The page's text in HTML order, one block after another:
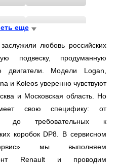
FLUENCE
LATITUDE
еще
любовь российских
подвеску, продуманную
двигатели. Модели Logan,
и Koleos уверенно чувствуют
и Московская область. Но
свою специфику: от
до требовательных к
коробок DP8. В сервисном
мы выполняем
Renault и проводим